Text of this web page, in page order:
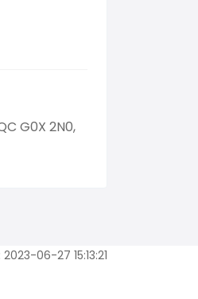
G0X 2N0,
06-27 15:13:21